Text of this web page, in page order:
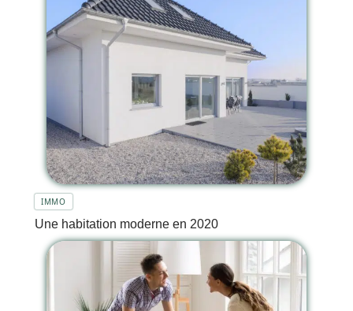
IMMO
Une habitation moderne en 2020